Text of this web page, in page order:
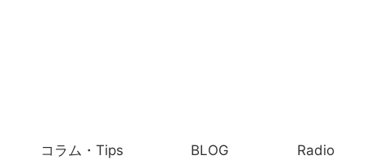
コラム・Tips BLOG Radio